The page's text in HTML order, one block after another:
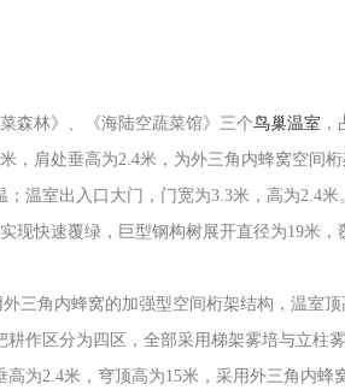
森林》、《海陆空蔬菜馆》三个鸟巢温室
米，肩处垂高为2.4米，为外三角内蜂窝空间
；温室出入口大门，门宽为3.3米，高为2.4米
现快速覆绿，巨型钢构树展开直径为19米，
三角内蜂窝的加强型空间桁架结构，温室顶
耕作区分为四区，全部采用梯架雾培与立柱
高为2.4米，穹顶高为15米，采用外三角内蜂